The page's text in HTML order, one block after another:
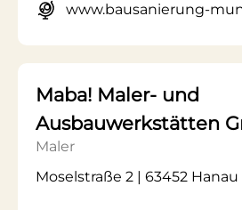
www.bausanierung-
Maba! Maler- und
Ausbauwerkstätten
Maler
Moselstraße 2 | 63452 Hanau